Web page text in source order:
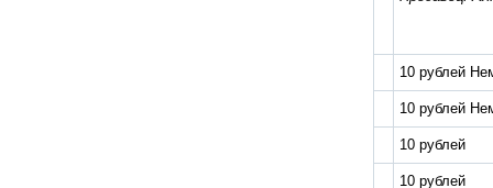
10 рублей
10 рублей
10 рублей
10 рублей